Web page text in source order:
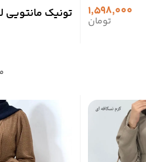
1,598,000
تومان تونیک مانتویی